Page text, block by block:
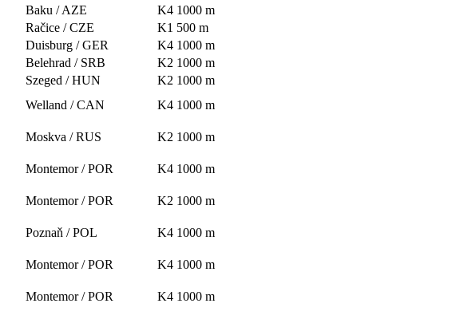
Baku / AZE
K4 1000 m
Račice / CZE
K1 500 m
Duisburg / GER
K4 1000 m
Belehrad / SRB
K2 1000 m
Szeged / HUN
K2 1000 m
Welland / CAN K4 1000 m
Moskva / RUS K2 1000 m
Montemor / POR K4 1000 m
Montemor / POR K2 1000 m
Poznaň / POL K4 1000 m
Montemor / POR K4 1000 m
Montemor / POR K4 1000 m